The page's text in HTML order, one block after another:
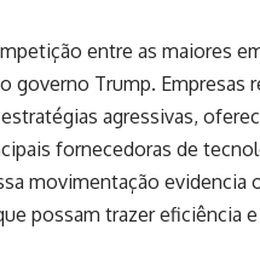
entre as maiores
governo Trump. Empresas
agressivas,
fornecedoras de
movimentação evidencia
possam trazer eficiência